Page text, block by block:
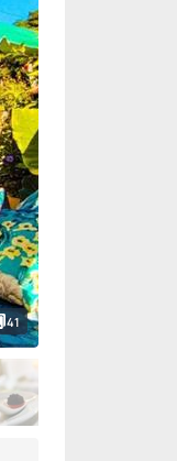
41